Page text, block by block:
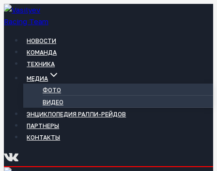
Перейти
к
НОВОСТИ
КОМАНДА
ТЕХНИКА
МЕДИА
ФОТО
ВИДЕО
ЭНЦИКЛОПЕДИЯ РАЛЛИ-РЕЙДОВ
ПАРТНЕРЫ
КОНТАКТЫ